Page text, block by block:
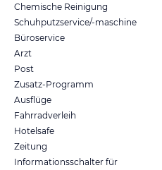
Chemische Reinigung
Schuhputzservice/-maschine
Büroservice
Arzt
Post
Zusatz-Programm
Ausflüge
Fahrradverleih
Hotelsafe
Zeitung
Informationsschalter für